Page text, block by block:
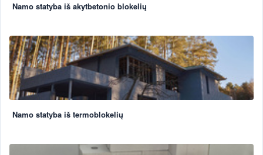
Namo statyba iš akytbetonio blokelių
Namo statyba iš termoblokelių